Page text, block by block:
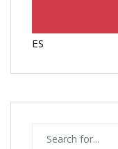
ES